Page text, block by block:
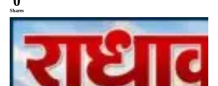
Shares